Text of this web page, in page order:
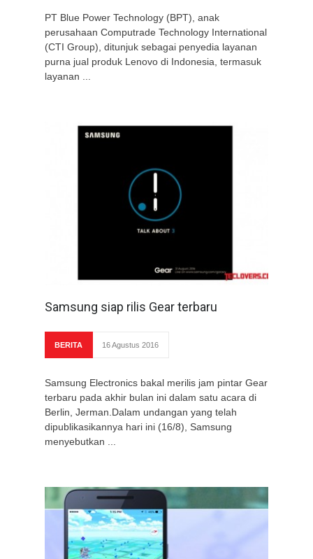
PT Blue Power Technology (BPT), anak
perusahaan Computrade Technology International
(CTI Group), ditunjuk sebagai penyedia layanan
purna jual produk Lenovo di Indonesia, termasuk
layanan ...
Samsung siap rilis Gear terbaru
BERITA 16 Agustus 2016
Samsung Electronics bakal merilis jam pintar Gear
terbaru pada akhir bulan ini dalam satu acara di
Berlin, Jerman.Dalam undangan yang telah
dipublikasikannya hari ini (16/8), Samsung
menyebutkan ...